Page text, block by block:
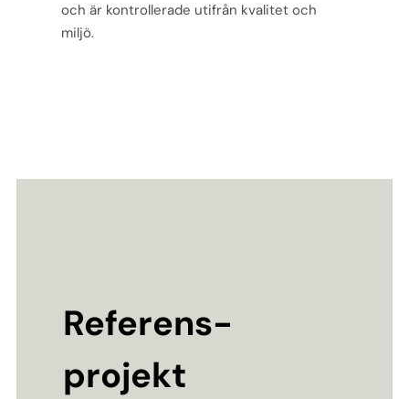
och är kontrollerade utifrån kvalitet och
miljö.
Referens-
projekt